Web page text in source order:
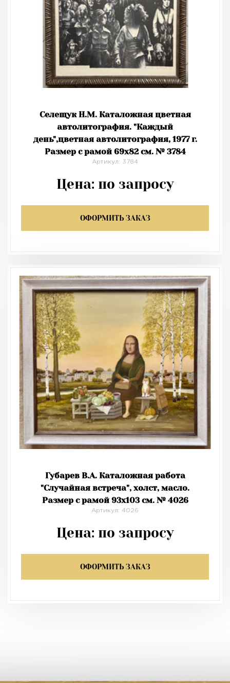
Селещук Н.М. Каталожная цветная
автолитография. "Каждый
день",цветная автолитография, 1977 г.
Размер с рамой 69х82 см. № 3784
Артикул: 3784
Цена: по запросу
ОФОРМИТЬ ЗАКАЗ
Губарев В.А. Каталожная работа
"Случайная встреча", холст, масло.
Размер с рамой 93х103 см. № 4026
Артикул: 4026
Цена: по запросу
ОФОРМИТЬ ЗАКАЗ